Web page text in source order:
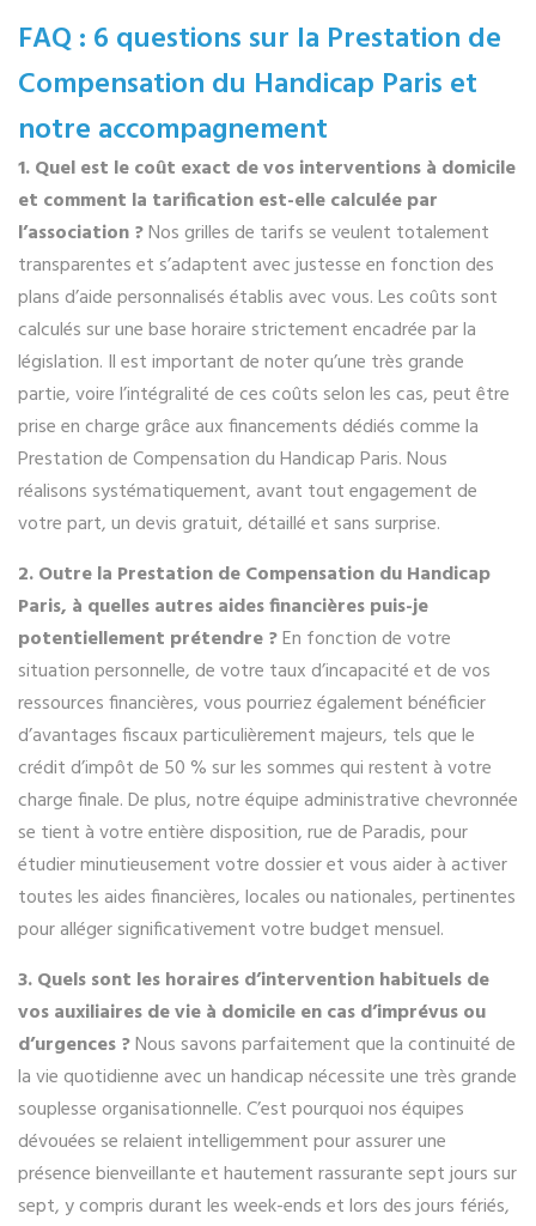
FAQ : 6 questions sur la Prestation de
Compensation du Handicap Paris et
notre accompagnement
1. Quel est le coût exact de vos interventions à domicile
et comment la tarification est-elle calculée par
l’association ?Nos grilles de tarifs se veulent totalement
transparentes et s’adaptent avec justesse en fonction des
plans d’aide personnalisés établis avec vous. Les coûts sont
calculés sur une base horaire strictement encadrée par la
législation. Il est important de noter qu’une très grande
partie, voire l’intégralité de ces coûts selon les cas, peut être
prise en charge grâce aux financements dédiés comme la
Prestation de Compensation du Handicap Paris. Nous
réalisons systématiquement, avant tout engagement de
votre part, un devis gratuit, détaillé et sans surprise.
2. Outre la Prestation de Compensation du Handicap
Paris, à quelles autres aides financières puis-je
potentiellement prétendre ?En fonction de votre
situation personnelle, de votre taux d’incapacité et de vos
ressources financières, vous pourriez également bénéficier
d’avantages fiscaux particulièrement majeurs, tels que le
crédit d’impôt de 50 % sur les sommes qui restent à votre
charge finale. De plus, notre équipe administrative chevronnée
se tient à votre entière disposition, rue de Paradis, pour
étudier minutieusement votre dossier et vous aider à activer
toutes les aides financières, locales ou nationales, pertinentes
pour alléger significativement votre budget mensuel.
3. Quels sont les horaires d’intervention habituels de
vos auxiliaires de vie à domicile en cas d’imprévus ou
d’urgences ?Nous savons parfaitement que la continuité de
la vie quotidienne avec un handicap nécessite une très grande
souplesse organisationnelle. C’est pourquoi nos équipes
dévouées se relaient intelligemment pour assurer une
présence bienveillante et hautement rassurante sept jours sur
sept, y compris durant les week-ends et lors des jours fériés,